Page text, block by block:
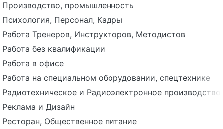
Производство, промышленность
Психология, Персонал, Кадры
Работа Тренеров, Инструкторов, Методистов
Работа без квалификации
Работа в офисе
Работа на специальном оборудовании, спецтехнике
Радиотехническое и Радиоэлектронное производство
Реклама и Дизайн
Ресторан, Общественное питание